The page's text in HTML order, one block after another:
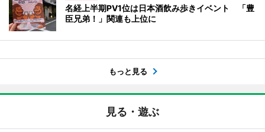
名経上半期PV1位は日本酒飲み歩きイベント 「豊
臣兄弟！」関連も上位に
もっと見る
見る・遊ぶ